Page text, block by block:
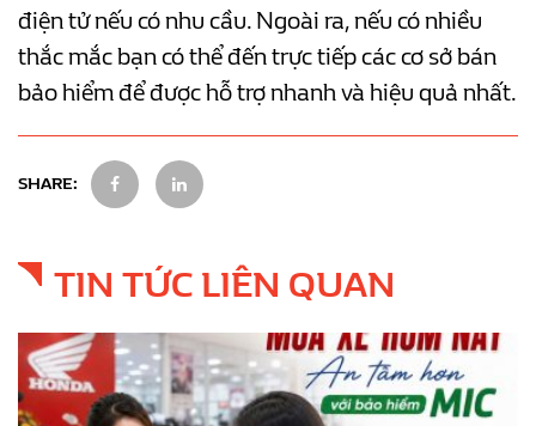
điện tử nếu có nhu cầu. Ngoài ra, nếu có nhiều
thắc mắc bạn có thể đến trực tiếp các cơ sở bán
bảo hiểm để được hỗ trợ nhanh và hiệu quả nhất.
SHARE:
TIN TỨC LIÊN QUAN